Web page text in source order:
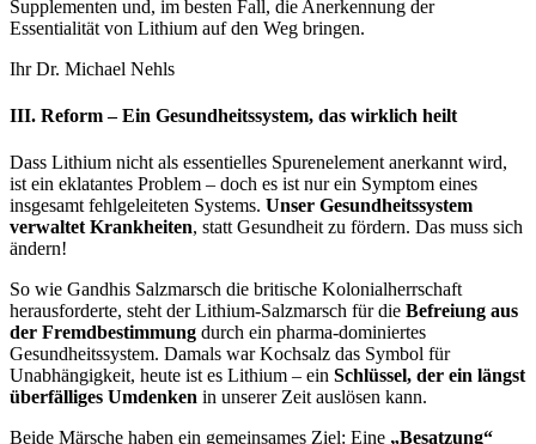
Supplementen und, im besten Fall, die Anerkennung der
Essentialität von Lithium auf den Weg bringen.
Ihr Dr. Michael Nehls
III. Reform – Ein Gesundheitssystem, das wirklich heilt
Dass Lithium nicht als essentielles Spurenelement anerkannt wird,
ist ein eklatantes Problem – doch es ist nur ein Symptom eines
insgesamt fehlgeleiteten Systems. Unser Gesundheitssystem
verwaltet Krankheiten, statt Gesundheit zu fördern. Das muss sich
ändern!
So wie Gandhis Salzmarsch die britische Kolonialherrschaft
herausforderte, steht der Lithium-Salzmarsch für die Befreiung aus
der Fremdbestimmung durch ein pharma-dominiertes
Gesundheitssystem. Damals war Kochsalz das Symbol für
Unabhängigkeit, heute ist es Lithium – ein Schlüssel, der ein längst
überfälliges Umdenken in unserer Zeit auslösen kann.
Beide Märsche haben ein gemeinsames Ziel: Eine „Besatzung“